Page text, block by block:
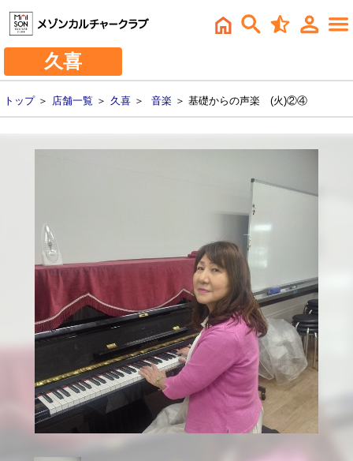
久喜
トップ＞ 店舗一覧 ＞ 久喜 ＞ 音楽 ＞ 基礎からの声楽 (火)②④